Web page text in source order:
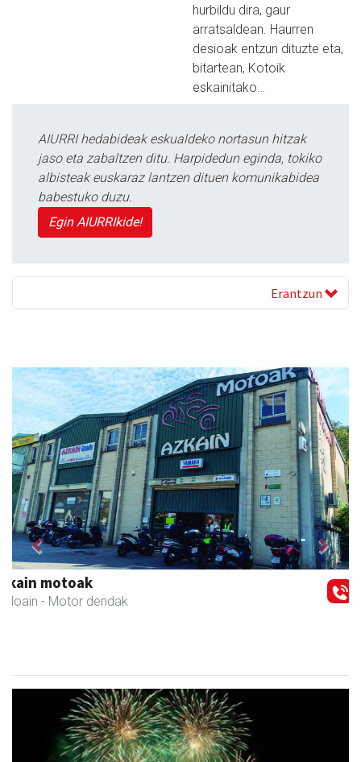
hurbildu dira, gaur
arratsaldean. Haurren
desioak entzun dituzte eta,
bitartean, Kotoik
eskainitako…
AIURRI hedabideak eskualdeko nortasun hitzak
jaso eta zabaltzen ditu. Harpidedun eginda, tokiko
albisteak euskaraz lantzen dituen komunikabidea
babestuko duzu.
Egin AIURRIkide!
Erantzun
NutriEskola
Andoain - Ikasketak
Previous Next